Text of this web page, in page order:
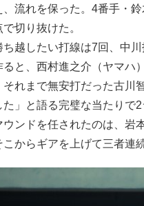
、流れを保った。4番手・
切り抜けた。
越したい打線は7回、中
ると、西村進之介（ヤマハ
それまで無安打だった古川
」と語る完璧な当たりで
ンドを任されたのは、岩
からギアを上げて三者連